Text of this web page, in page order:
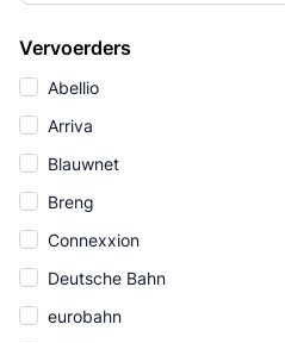
Vervoerders
Abellio
Arriva
Blauwnet
Breng
Connexxion
Deutsche Bahn
eurobahn